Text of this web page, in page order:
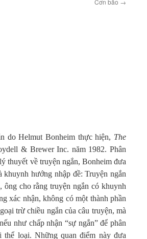
Cơn bão →
do Helmut Bonheim thực hiện, The
& Brewer Inc. năm 1982. Phân
thuyết về truyện ngắn, Bonheim đưa
hướng nhập đề: Truyện ngắn
cho rằng truyện ngắn có khuynh
xác nhận, không có một thành phần
trừ chiều ngắn của câu truyện, mà
như chấp nhận “sự ngắn” để phân
thể loại. Những quan điểm này đưa